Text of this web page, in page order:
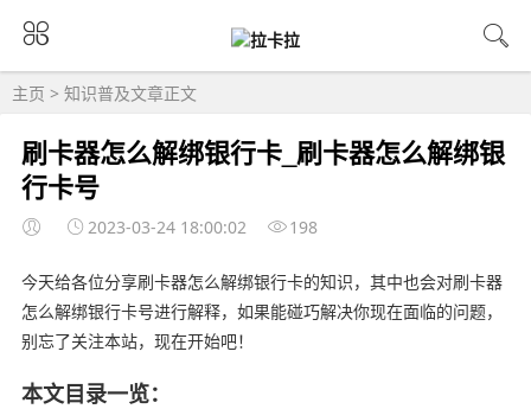
主页 > 知识普及文章正文
刷卡器怎么解绑银行卡_刷卡器怎么解绑银
行卡号
2023-03-24 18:00:02 198
今天给各位分享刷卡器怎么解绑银行卡的知识，其中也会对刷卡器
怎么解绑银行卡号进行解释，如果能碰巧解决你现在面临的问题，
别忘了关注本站，现在开始吧！
本文目录一览：